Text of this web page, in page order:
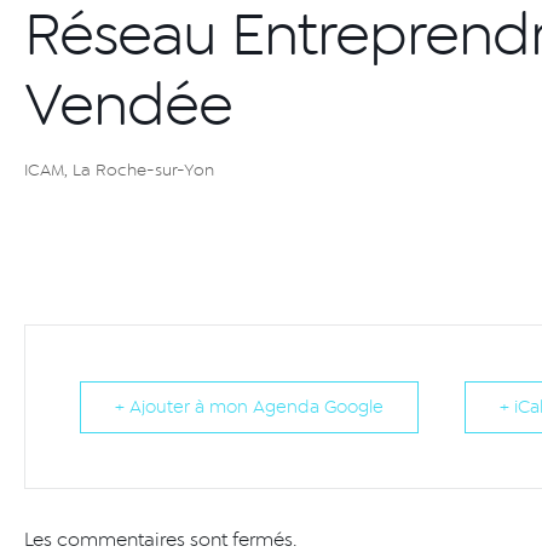
Réseau
Vendée
ICAM, La Roche-sur-Yon
+ Ajouter à mon Agenda Google +
Les commentaires sont fermés.